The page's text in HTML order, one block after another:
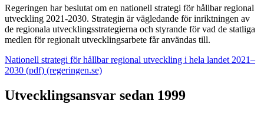
Regeringen har beslutat om en nationell strategi för hållbar regional
utveckling 2021-2030. Strategin är vägledande för inriktningen av
de regionala utvecklingsstrategierna och styrande för vad de statliga
medlen för regionalt utvecklingsarbete får användas till.
Nationell strategi för hållbar regional utveckling i hela landet 2021–
2030 (pdf) (regeringen.se)
Utvecklingsansvar sedan 1999